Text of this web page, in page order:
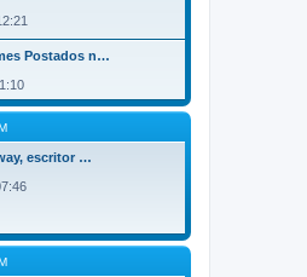
Postados n…
escritor …